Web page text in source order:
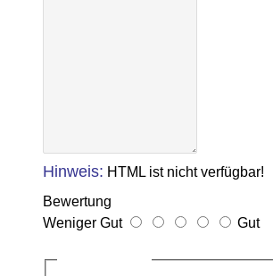
Hinweis: HTML ist nicht verfügbar!
Bewertung
Weniger Gut
Gut